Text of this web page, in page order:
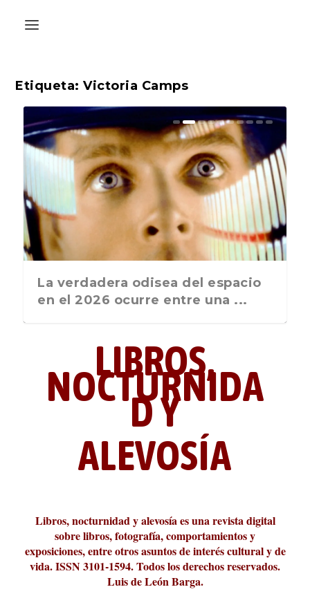
Etiqueta:Victoria Camps
La última postal de la temporada
nos recuerda que nos vamos ...
La verdadera odisea del espacio
en el 2026 ocurre entre una ...
Liber 2026 al Fomento de la Le...
Revista Cultural Turia, númer...
10.000 pasos al día? Lo que d...
paisajística del mar de Sicil...
París
metafísicos de la novela ne...
LIBROS,
NOCTURNIDA
D Y
ALEVOSÍA
Libros, nocturnidad y alevosía es una revista digital
sobre libros, fotografía, comportamientos y
exposiciones, entre otros asuntos de interés cultural y de
vida. ISSN 3101-1594. Todos los derechos reservados.
Luis de León Barga.